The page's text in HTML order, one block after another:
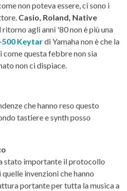
non poteva essere, ci sono i
Casio, Roland, Native
ritorno agli anni '80 non è più una
500 Keytardi Yamaha non è che la
questa febbre non sia
non ci dispiace.
che hanno reso questo
tastiere e synth posso
stato importante il protocollo
invenzioni che hanno
portante per tutta la musica a